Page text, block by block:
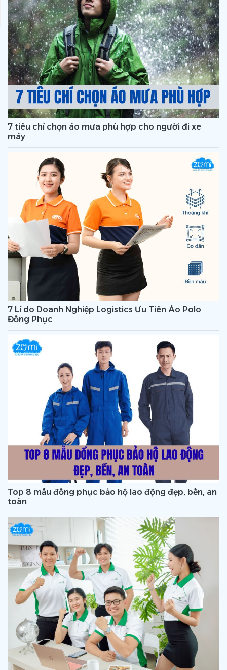
7 tiêu chí chọn áo mưa phù hợp cho người đi xe
máy
7 Lí do Doanh Nghiệp Logistics Ưu Tiên Áo Polo
Đồng Phục
Top 8 mẫu đồng phục bảo hộ lao động đẹp, bền, an
toàn